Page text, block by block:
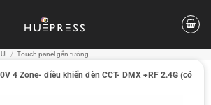
/ Touch panel gắn tường
4 Zone- điều khiển đèn CCT- DMX +RF 2.4G (có